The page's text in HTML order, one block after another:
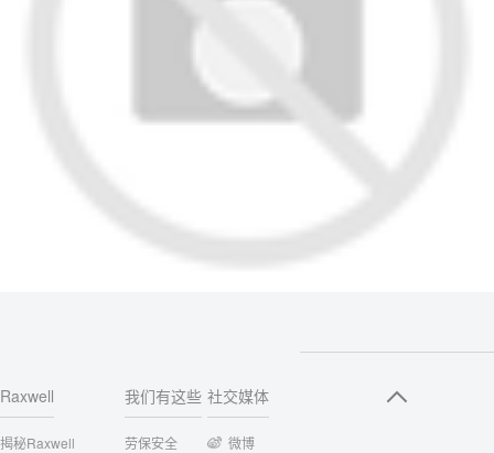
Raxwell
揭秘Raxwell
我们有这些
劳保安全
社交媒体
微博